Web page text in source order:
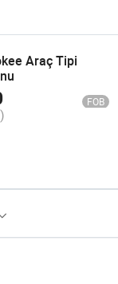
Araç Tipi
FOB